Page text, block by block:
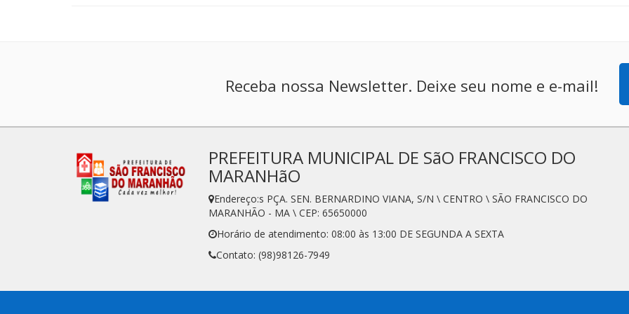
Receba nossa Newsletter. Deixe seu nome e e-mail!
PREFEITURA MUNICIPAL DE SãO FRANCISCO DO
MARANHãO
Endereço:s PÇA. SEN. BERNARDINO VIANA, S/N \ CENTRO \ SÃO FRANCISCO DO
MARANHÃO - MA \ CEP: 65650000
Horário de atendimento: 08:00 às 13:00 DE SEGUNDA A SEXTA
Contato: (98)98126-7949